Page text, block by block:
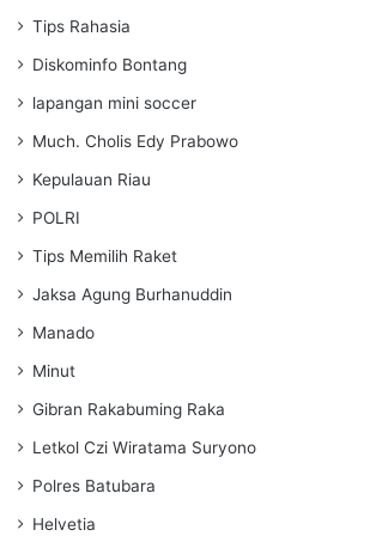
Tips Rahasia
Diskominfo Bontang
lapangan mini soccer
Much. Cholis Edy Prabowo
Kepulauan Riau
POLRI
Tips Memilih Raket
Jaksa Agung Burhanuddin
Manado
Minut
Gibran Rakabuming Raka
Letkol Czi Wiratama Suryono
Polres Batubara
Helvetia